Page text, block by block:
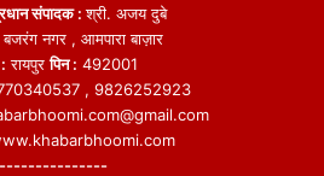
संपादक :श्री. अजय दुबे
बजरंग नगर , आमपारा बाज़ार
रायपुरपिन : 492001
, 9826252923
---------------